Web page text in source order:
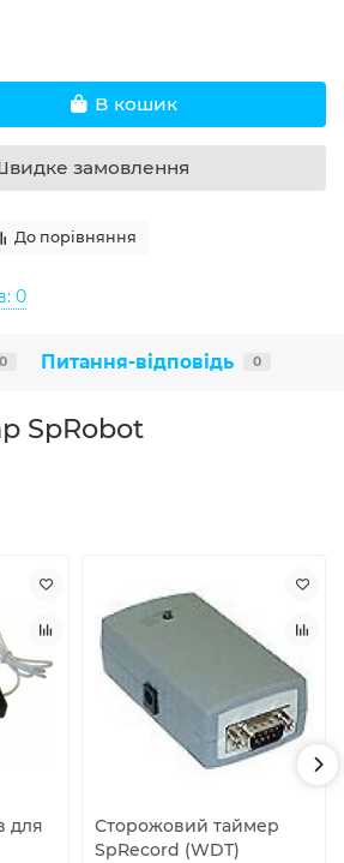
В кошик
замовлення
До порівняння
0
0 Питання-відповідь 0
SpRobot
для
Сторожовий таймер
SpRecord (WDT)